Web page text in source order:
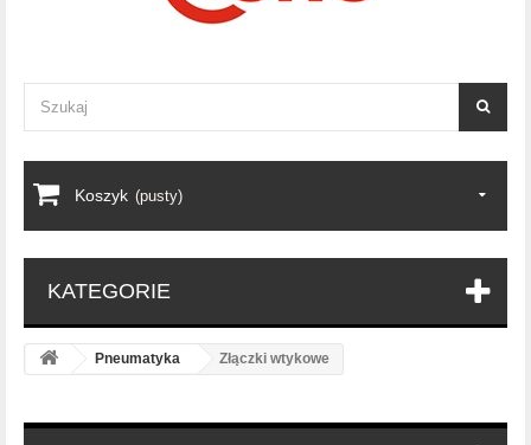
Koszyk (pusty)
KATEGORIE
Pneumatyka Złączki wtykowe